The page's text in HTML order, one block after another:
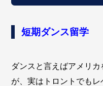
短期ダンス留学
ダンスと言えばアメリ
が、実はトロントでも